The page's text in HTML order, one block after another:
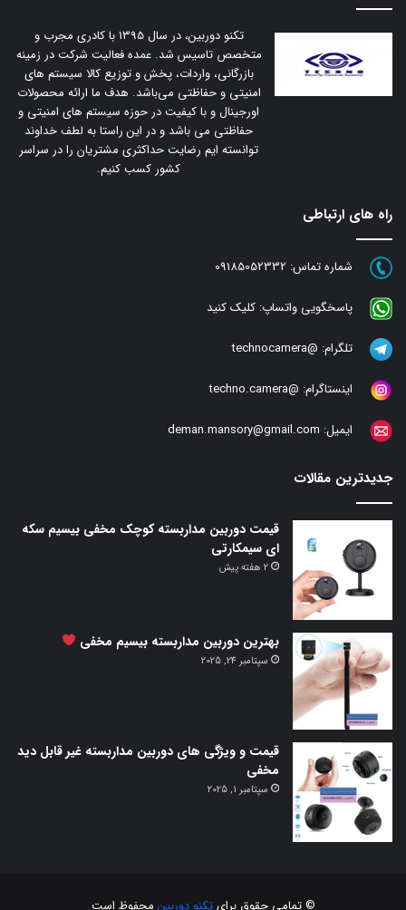
تکنو دوربین، در سال 1395 با کادری مجرب و
متخصص تاسیس شد. عمده فعالیت شرکت در زمینه
بازرگانی، واردات، پخش و توزیع کالا سیستم های
امنیتی و حفاظتی می‌باشد. هدف ما ارائه محصولات
اورجینال و با کیفیت در حوزه سیستم های امنیتی و
حفاظتی می باشد و در این راستا به لطف خداوند
توانسته ایم رضایت حداکثری مشتریان را در سراسر
کشور کسب کنیم.
راه های ارتباطی
شماره تماس: 09185052332
پاسخگویی واتساپ: کلیک کنید
تلگرام: @technocamera
اینستاگرام: @techno.camera
ایمیل: deman.mansory@gmail.com
جدیدترین مقالات
قیمت دوربین مداربسته کوچک مخفی بیسیم سکه
ای سیمکارتی
2 هفته پیش
بهترین دوربین مداربسته بیسیم مخفی
سپتامبر 24, 2025
قیمت و ویژگی های دوربین مداربسته غیر قابل دید
مخفی
سپتامبر 1, 2025
© تمامی حقوق برایتکنو دوربین محفوظ است